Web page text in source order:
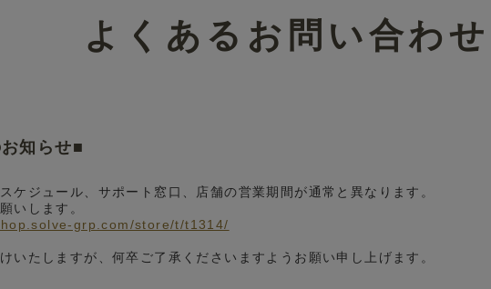
よくあるお問い合わせ
知らせ■
ケジュール、サポート窓口、店舗の営業期間が通常と異なります。
いします。
grp.com/store/t/t1314/
いたしますが、何卒ご了承くださいますようお願い申し上げます。